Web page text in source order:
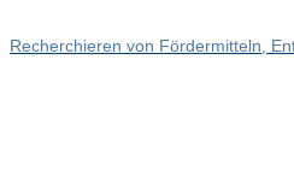
Recherchieren von Fördermitteln,